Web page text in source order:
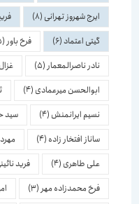
ایرج شهروز تهرانی(8)
گیتی اعتماد(6) فرخ باور (5)
نادر ناصرالمعمار(5) غزال
ابوالحسن میرعمادی(4)
نسیم ایرانمنش(4) سید
ساناز افتخار زاده(4)
علی طاهری(4) فرید نائینی(3)
فرخ محمدزاده مهر (3)